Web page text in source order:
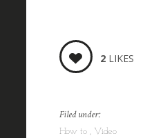
2 LIKES
Filed under:
How to Video